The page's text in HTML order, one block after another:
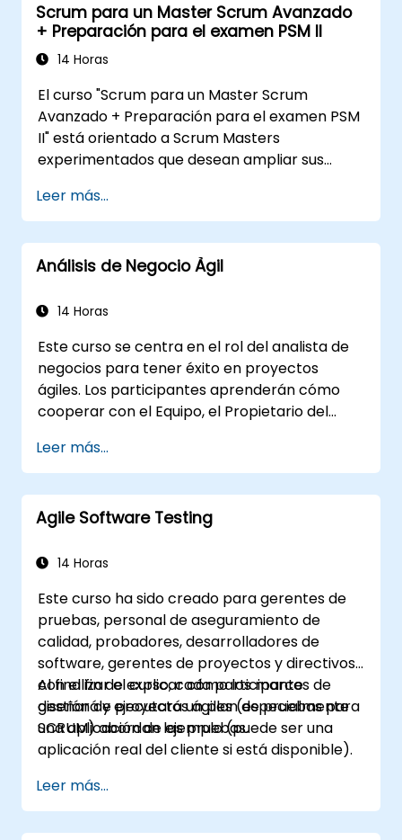
Scrum para un Master Scrum Avanzado
+ Preparación para el examen PSM II
14 Horas
El curso "Scrum para un Master Scrum
Avanzado + Preparación para el examen PSM
II" está orientado a Scrum Masters
experimentados que desean ampliar sus
el funcionamiento de Scrum y consolidarse
como líderes genuinos bajo la filosofía ágil. El
programa incluye la interpretación del Scrum
Guide alineada con la visión de Scrum.org,
Los participantes adquirirán conocimientos
framework, el enfoque empírico, los valores
de Scrum y el rol del Scrum Master como
líder. Asimismo, el curso prepara eficazmente
para el examen PSM II, basado en la última
versión del Scrum Guide.
Leer más...
Análisis de Negocio Àgil
14 Horas
Este curso se centra en el rol del analista de
negocios para tener éxito en proyectos
ágiles. Los participantes aprenderán cómo
cooperar con el Equipo, el Propietario del
facilitar el proceso de desarrollo. Los
participantes pasarán por un proyecto
simulado practicando escenarios comunes.
Leer más...
Agile Software Testing
14 Horas
Este curso ha sido creado para gerentes de
pruebas, personal de aseguramiento de
calidad, probadores, desarrolladores de
software, gerentes de proyectos y directivos,
con el fin de explicar cómo los marcos de
gestión de proyectos ágiles (especialmente
SCRUM) abordan las pruebas.
Al finalizar el curso, cada participante
diseñará y ejecutará un plan de pruebas para
una aplicación de ejemplo (puede ser una
aplicación real del cliente si está disponible).
Leer más...